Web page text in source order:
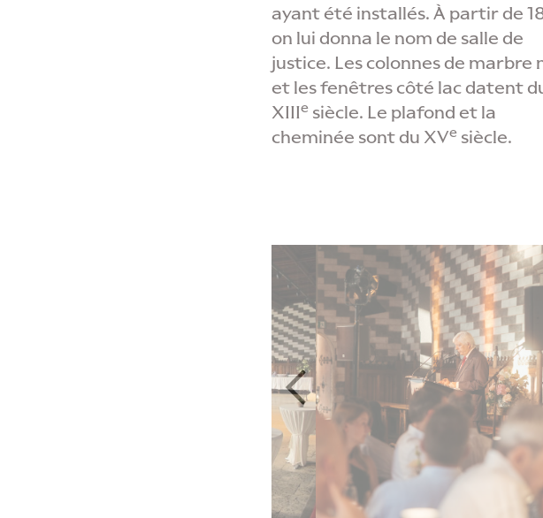
ayant été installés. À partir de
on lui donna le nom de salle de
justice. Les colonnes de marbre
et les fenêtres côté lac datent
XIIIe siècle. Le plafond et la
cheminée sont du XVe siècle.